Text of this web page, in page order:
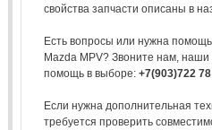
свойства запчасти описаны в
Есть вопросы или нужна
Mazda MPV? Звоните нам, наши
помощь в выборе: +7(903)722
Если нужна дополнительная
требуется проверить